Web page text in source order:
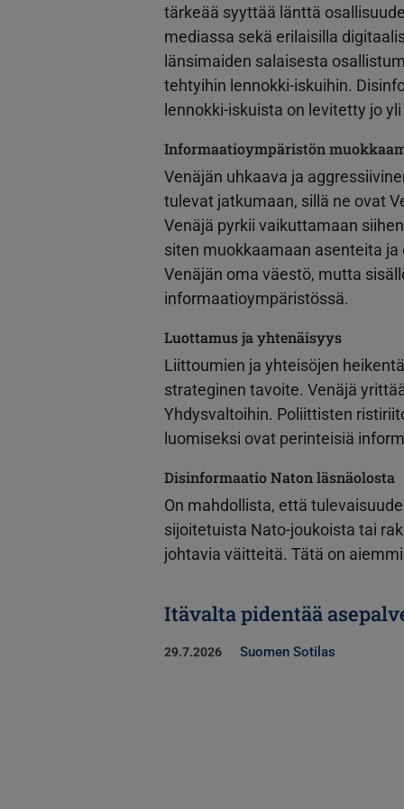
tärkeää syyttää länttä
mediassa sekä erilaisilla
länsimaiden salaisesta
tehtyihin lennokki-iskuihin.
lennokki-iskuista on levitetty jo
Informaatioympäristön
Venäjän uhkaava ja
tulevat jatkumaan, sillä ne ovat
Venäjä pyrkii vaikuttamaan
siten muokkaamaan asenteita
Venäjän oma väestö, mutta
informaatioympäristössä.
Luottamus ja yhtenäisyys
Liittoumien ja yhteisöjen
strateginen tavoite. Venäjä
Yhdysvaltoihin. Poliittisten
luomiseksi ovat perinteisiä
Disinformaatio Naton läsnäolosta
On mahdollista, että
sijoitetuista Nato-joukoista tai
johtavia väitteitä. Tätä on
Itävalta pidentää
29.7.2026 Suomen Sotilas